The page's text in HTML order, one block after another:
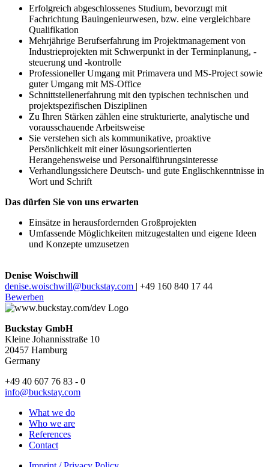
Erfolgreich abgeschlossenes Studium, bevorzugt mit
Fachrichtung Bauingenieurwesen, bzw. eine vergleichbare
Qualifikation
Mehrjährige Berufserfahrung im Projektmanagement von
Industrieprojekten mit Schwerpunkt in der Terminplanung, -
steuerung und -kontrolle
Professioneller Umgang mit Primavera und MS-Project sowie
guter Umgang mit MS-Office
Schnittstellenerfahrung mit den typischen technischen und
projektspezifischen Disziplinen
Zu Ihren Stärken zählen eine strukturierte, analytische und
vorausschauende Arbeitsweise
Sie verstehen sich als kommunikative, proaktive
Persönlichkeit mit einer lösungsorientierten
Herangehensweise und Personalführungsinteresse
Verhandlungssichere Deutsch- und gute Englischkenntnisse in
Wort und Schrift
Das dürfen Sie von uns erwarten
Einsätze in herausfordernden Großprojekten
Umfassende Möglichkeiten mitzugestalten und eigene Ideen
und Konzepte umzusetzen
Denise Woischwill
denise.woischwill@buckstay.com | +49 160 840 17 44
Bewerben
Buckstay GmbH
Kleine Johannisstraße 10
20457 Hamburg
Germany
+49 40 607 76 83 ‑ 0
info@buckstay.com
What we do
Who we are
References
Contact